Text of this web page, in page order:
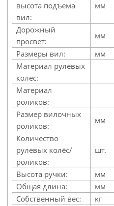
высота подъема
вил:
мм
Дорожный
просвет:
мм
Размеры вил:
мм
Материал рулевых
колёс:
Материал
роликов:
Размер вилочных
роликов:
мм
Количество
рулевых колёс/
роликов:
шт.
Высота ручки: мм
Общая длина:
мм
Собственный вес:
кг